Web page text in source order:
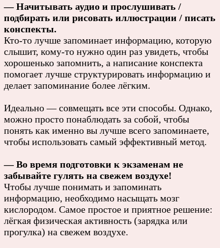
— Начитывать аудио и прослушивать /
подбирать или рисовать иллюстрации / писать
конспекты.
Кто-то лучше запоминает информацию, которую
слышит, кому-то нужно один раз увидеть, чтобы
хорошенько запомнить, а написание конспекта
помогает лучше структурировать информацию и
делает запоминание более лёгким.
Идеально — совмещать все эти способы. Однако,
можно просто понаблюдать за собой, чтобы
понять как именно вы лучше всего запоминаете,
чтобы использовать самый эффективный метод.
— Во время подготовки к экзаменам не
забывайте гулять на свежем воздухе!
Чтобы лучше понимать и запоминать
информацию, необходимо насыщать мозг
кислородом. Самое простое и приятное решение:
лёгкая физическая активность (зарядка или
прогулка) на свежем воздухе.